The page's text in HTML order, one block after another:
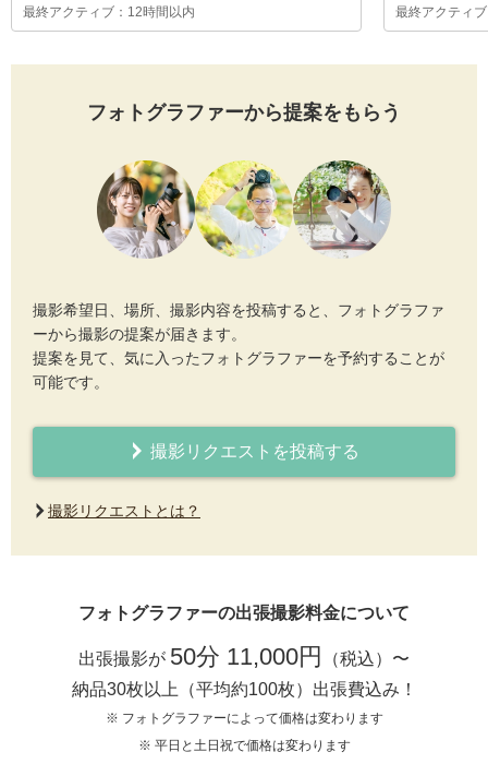
最終アクティブ：12時間以内 最終アクティ
フォトグラファーから提案をもらう
撮影希望日、場所、撮影内容を投稿すると、フォトグラファ
ーから撮影の提案が届きます。
提案を見て、気に入ったフォトグラファーを予約することが
可能です。
撮影リクエストを投稿する
撮影リクエストとは？
フォトグラファーの出張撮影料金について
出張撮影が 50分 11,000円
（税込）〜
納品30枚以上（平均約100枚）出張費込み！
※ フォトグラファーによって価格は変わります
※ 平日と土日祝で価格は変わります